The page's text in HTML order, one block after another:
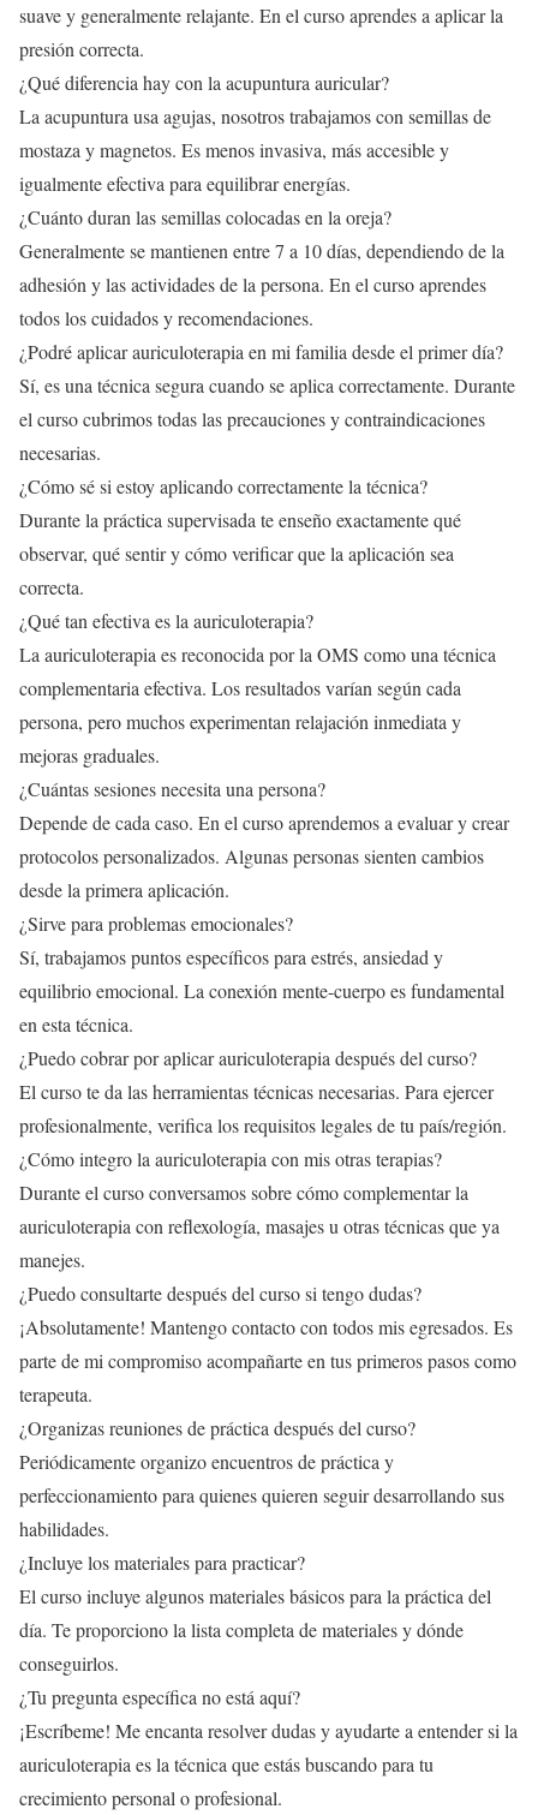
suave y generalmente relajante. En el curso aprendes a aplicar la
presión correcta.
¿Qué diferencia hay con la acupuntura auricular?
La acupuntura usa agujas, nosotros trabajamos con semillas de
mostaza y magnetos. Es menos invasiva, más accesible y
igualmente efectiva para equilibrar energías.
¿Cuánto duran las semillas colocadas en la oreja?
Generalmente se mantienen entre 7 a 10 días, dependiendo de la
adhesión y las actividades de la persona. En el curso aprendes
todos los cuidados y recomendaciones.
¿Podré aplicar auriculoterapia en mi familia desde el primer día?
Sí, es una técnica segura cuando se aplica correctamente. Durante
el curso cubrimos todas las precauciones y contraindicaciones
necesarias.
¿Cómo sé si estoy aplicando correctamente la técnica?
Durante la práctica supervisada te enseño exactamente qué
observar, qué sentir y cómo verificar que la aplicación sea
correcta.
¿Qué tan efectiva es la auriculoterapia?
La auriculoterapia es reconocida por la OMS como una técnica
complementaria efectiva. Los resultados varían según cada
persona, pero muchos experimentan relajación inmediata y
mejoras graduales.
¿Cuántas sesiones necesita una persona?
Depende de cada caso. En el curso aprendemos a evaluar y crear
protocolos personalizados. Algunas personas sienten cambios
desde la primera aplicación.
¿Sirve para problemas emocionales?
Sí, trabajamos puntos específicos para estrés, ansiedad y
equilibrio emocional. La conexión mente-cuerpo es fundamental
en esta técnica.
¿Puedo cobrar por aplicar auriculoterapia después del curso?
El curso te da las herramientas técnicas necesarias. Para ejercer
profesionalmente, verifica los requisitos legales de tu país/región.
¿Cómo integro la auriculoterapia con mis otras terapias?
Durante el curso conversamos sobre cómo complementar la
auriculoterapia con reflexología, masajes u otras técnicas que ya
manejes.
¿Puedo consultarte después del curso si tengo dudas?
¡Absolutamente! Mantengo contacto con todos mis egresados. Es
parte de mi compromiso acompañarte en tus primeros pasos como
terapeuta.
¿Organizas reuniones de práctica después del curso?
Periódicamente organizo encuentros de práctica y
perfeccionamiento para quienes quieren seguir desarrollando sus
habilidades.
¿Incluye los materiales para practicar?
El curso incluye algunos materiales básicos para la práctica del
día. Te proporciono la lista completa de materiales y dónde
conseguirlos.
¿Tu pregunta específica no está aquí?
¡Escríbeme! Me encanta resolver dudas y ayudarte a entender si la
auriculoterapia es la técnica que estás buscando para tu
crecimiento personal o profesional.